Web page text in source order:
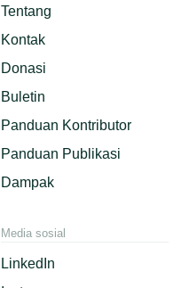
Tentang
Kontak
Donasi
Buletin
Panduan Kontributor
Panduan Publikasi
Dampak
Media sosial
LinkedIn